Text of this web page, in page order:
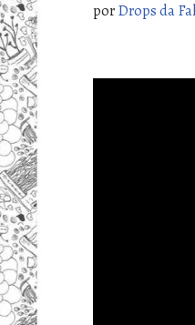
porDrops da Fal